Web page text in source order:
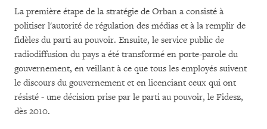
La première étape de la stratégie de Orban a consisté à
politiser l'autorité de régulation des médias et à la remplir de
fidèles du parti au pouvoir. Ensuite, le service public de
radiodiffusion du pays a été transformé en porte-parole du
gouvernement, en veillant à ce que tous les employés suivent
le discours du gouvernement et en licenciant ceux qui ont
résisté - une décision prise par le parti au pouvoir, le Fidesz,
dès 2010.